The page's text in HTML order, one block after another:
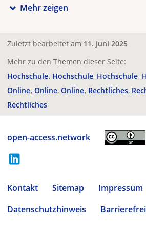
Mehr zeigen
Zuletzt bearbeitet am 11. Juni 2025
Mehr zu den Themen dieser Seite:
Hochschule Hochschule Hochschule
Online Online Online Rechtliches
Rechtliches
open-access.network
Kontakt Sitemap
Impressum
Datenschutzhinweis